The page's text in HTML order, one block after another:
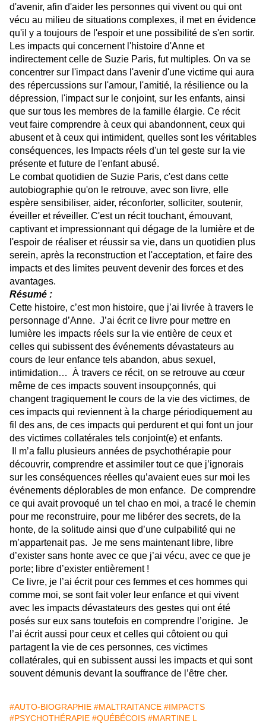
d'avenir, afin d'aider les personnes qui vivent ou qui ont
vécu au milieu de situations complexes, il met en évidence
qu'il y a toujours de l'espoir et une possibilité de s'en sortir.
Les impacts qui concernent l'histoire d'Anne et
indirectement celle de Suzie Paris, fut multiples. On va se
concentrer sur l'impact dans l'avenir d'une victime qui aura
des répercussions sur l'amour, l'amitié, la résilience ou la
dépression, l'impact sur le conjoint, sur les enfants, ainsi
que sur tous les membres de la famille élargie. Ce récit
veut faire comprendre à ceux qui abandonnent, ceux qui
abusent et à ceux qui intimident, quelles sont les véritables
conséquences, les Impacts réels d'un tel geste sur la vie
présente et future de l'enfant abusé.
Le combat quotidien de Suzie Paris, c'est dans cette
autobiographie qu'on le retrouve, avec son livre, elle
espère sensibiliser, aider, réconforter, solliciter, soutenir,
éveiller et réveiller. C'est un récit touchant, émouvant,
captivant et impressionnant qui dégage de la lumière et de
l'espoir de réaliser et réussir sa vie, dans un quotidien plus
serein, après la reconstruction et l'acceptation, et faire des
impacts et des limites peuvent devenir des forces et des
avantages.
Résumé :
Cette histoire, c’est mon histoire, que j’ai livrée à travers le
personnage d’Anne. J’ai écrit ce livre pour mettre en
lumière les impacts réels sur la vie entière de ceux et
celles qui subissent des événements dévastateurs au
cours de leur enfance tels abandon, abus sexuel,
intimidation… À travers ce récit, on se retrouve au cœur
même de ces impacts souvent insoupçonnés, qui
changent tragiquement le cours de la vie des victimes, de
ces impacts qui reviennent à la charge périodiquement au
fil des ans, de ces impacts qui perdurent et qui font un jour
des victimes collatérales tels conjoint(e) et enfants.
Il m’a fallu plusieurs années de psychothérapie pour
découvrir, comprendre et assimiler tout ce que j’ignorais
sur les conséquences réelles qu’avaient eues sur moi les
événements déplorables de mon enfance. De comprendre
ce qui avait provoqué un tel chao en moi, a tracé le chemin
pour me reconstruire, pour me libérer des secrets, de la
honte, de la solitude ainsi que d’une culpabilité qui ne
m’appartenait pas. Je me sens maintenant libre, libre
d’exister sans honte avec ce que j’ai vécu, avec ce que je
porte; libre d’exister entièrement !
Ce livre, je l’ai écrit pour ces femmes et ces hommes qui
comme moi, se sont fait voler leur enfance et qui vivent
avec les impacts dévastateurs des gestes qui ont été
posés sur eux sans toutefois en comprendre l’origine. Je
l’ai écrit aussi pour ceux et celles qui côtoient ou qui
partagent la vie de ces personnes, ces victimes
collatérales, qui en subissent aussi les impacts et qui sont
souvent démunis devant la souffrance de l’être cher.
#AUTO-BIOGRAPHIE #MALTRAITANCE #IMPACTS
#PSYCHOTHÉRAPIE #QUÉBÉCOIS #MARTINE L